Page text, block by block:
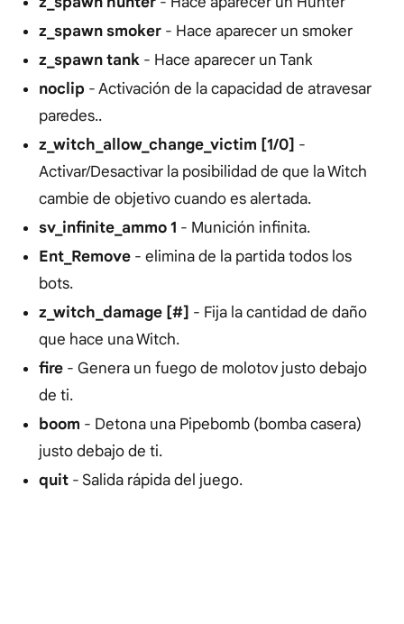
z_spawn smoker - Hace aparecer un smoker
z_spawn tank- Hace aparecer un Tank
noclip - Activación de la capacidad de atravesar
paredes..
z_witch_allow_change_victim [1/0] -
Activar/Desactivar la posibilidad de que la Witch
cambie de objetivo cuando es alertada.
sv_infinite_ammo 1 - Munición infinita.
Ent_Remove- elimina de la partida todos los
bots.
z_witch_damage [#] - Fija la cantidad de daño
que hace una Witch.
fire - Genera un fuego de molotov justo debajo
de ti.
boom - Detona una Pipebomb (bomba casera)
justo debajo de ti.
quit - Salida rápida del juego.